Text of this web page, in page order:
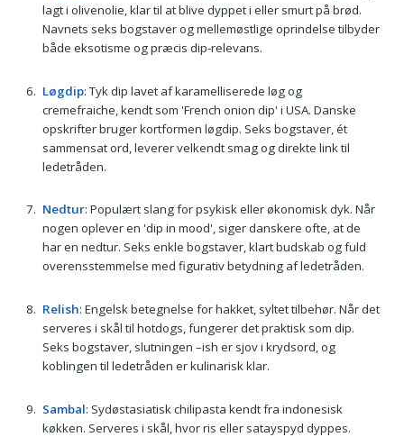
lagt i olivenolie, klar til at blive dyppet i eller smurt på brød.
Navnets seks bogstaver og mellemøstlige oprindelse tilbyder
både eksotisme og præcis dip-relevans.
Løgdip: Tyk dip lavet af karamelliserede løg og
cremefraiche, kendt som 'French onion dip' i USA. Danske
opskrifter bruger kortformen løgdip. Seks bogstaver, ét
sammensat ord, leverer velkendt smag og direkte link til
ledetråden.
Nedtur: Populært slang for psykisk eller økonomisk dyk. Når
nogen oplever en 'dip in mood', siger danskere ofte, at de
har en nedtur. Seks enkle bogstaver, klart budskab og fuld
overensstemmelse med figurativ betydning af ledetråden.
Relish: Engelsk betegnelse for hakket, syltet tilbehør. Når det
serveres i skål til hotdogs, fungerer det praktisk som dip.
Seks bogstaver, slutningen –ish er sjov i krydsord, og
koblingen til ledetråden er kulinarisk klar.
Sambal: Sydøstasiatisk chilipasta kendt fra indonesisk
køkken. Serveres i skål, hvor ris eller satayspyd dyppes.